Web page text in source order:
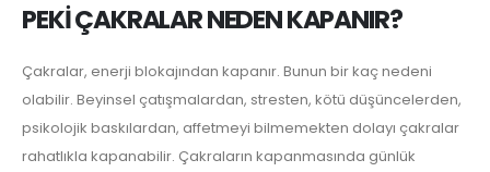
PEKİ ÇAKRALAR NEDEN KAPANIR?
Çakralar, enerji blokajından kapanır. Bunun bir kaç nedeni
olabilir. Beyinsel çatışmalardan, stresten, kötü düşüncelerden,
psikolojik baskılardan, affetmeyi bilmemekten dolayı çakralar
rahatlıkla kapanabilir. Çakraların kapanmasında günlük